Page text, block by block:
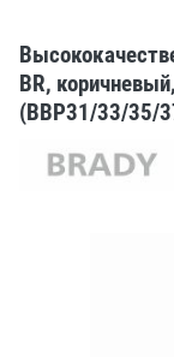
BR,
(BBP31/33/35/